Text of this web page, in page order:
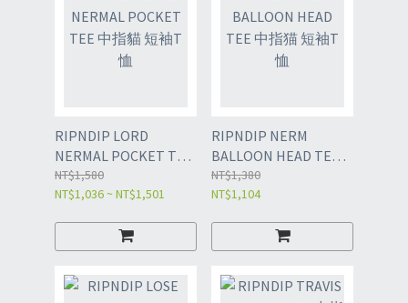
RIPNDIP LORD
NERMAL POCKET TEE
中指貓 短袖T恤
NT$1,580
NT$1,036 ~ NT$1,501
RIPNDIP NERM
BALLOON HEAD TEE
中指猫 短袖T恤
NT$1,380
NT$1,104